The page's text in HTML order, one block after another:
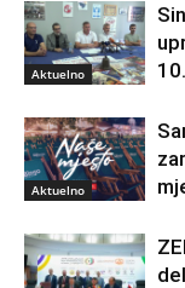
Aktuelno
Aktuelno